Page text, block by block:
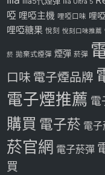
啞 哩啞主機 哩啞口味 哩
哩啞糖果 悅刻 悅刻口味推薦
菸 拋棄式煙彈 煙彈 菸彈
口味 電子煙品牌
電子煙推薦 電
購買 電子菸 電子
菸官網 電子菸彈
買